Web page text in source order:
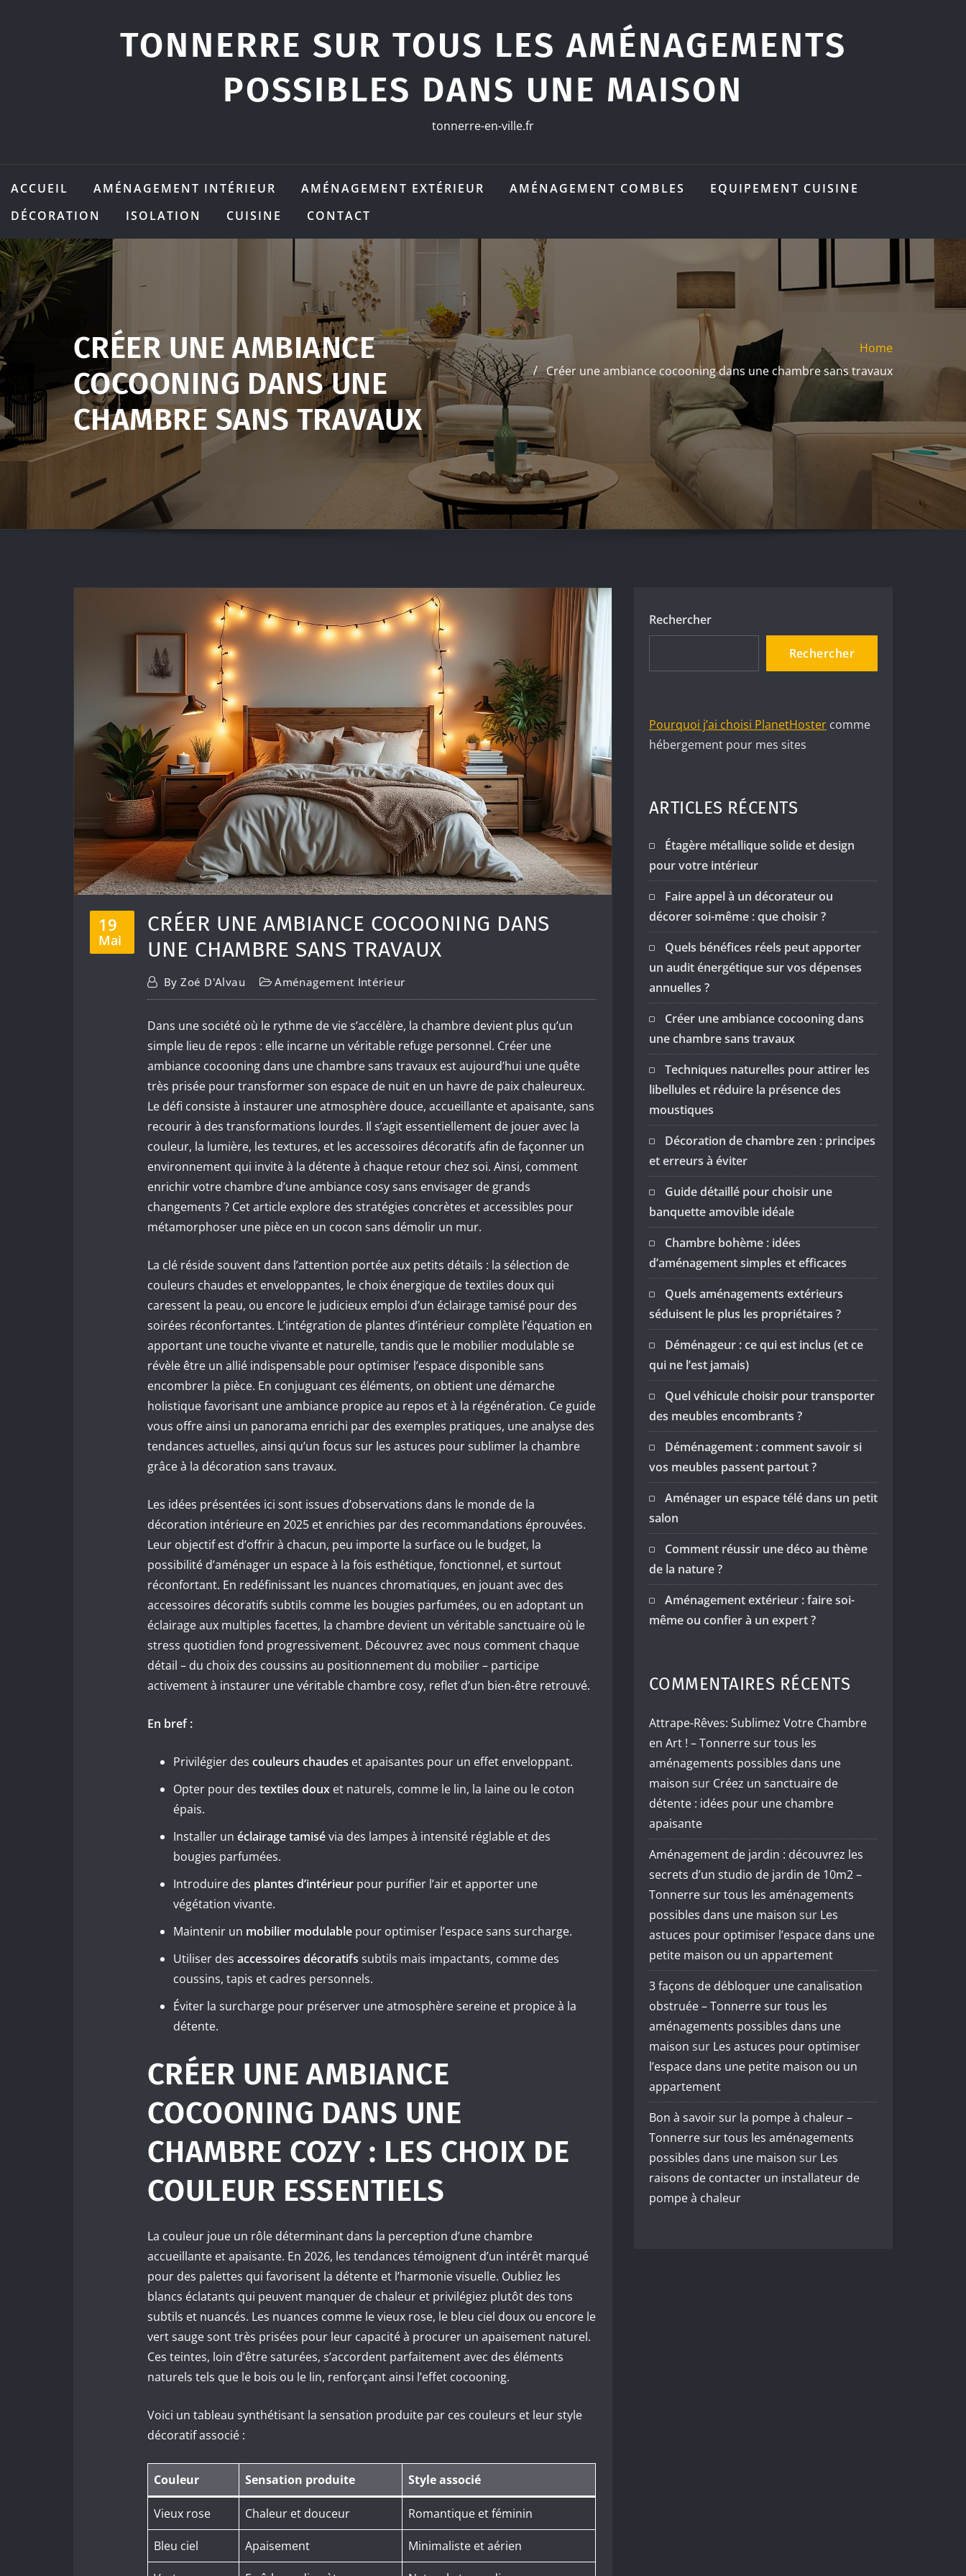
TONNERRE SUR TOUS LES AMÉNAGEMENTS
POSSIBLES DANS UNE MAISON
tonnerre-en-ville.fr
ACCUEIL AMÉNAGEMENT INTÉRIEUR AMÉNAGEMENT EXTÉRIEUR AMÉNAGEMENT COMBLES
EQUIPEMENT CUISINE
DÉCORATION
ISOLATION CUISINE CONTACT
CRÉER UNE AMBIANCE
COCOONING DANS UNE
CHAMBRE SANS TRAVAUX
Home
Créer une ambiance cocooning dans une chambre sans travaux
19
Mai
CRÉER UNE AMBIANCE COCOONING DANS
UNE CHAMBRE SANS TRAVAUX
ByZoé D'Alvau Aménagement Intérieur
Dans une société où le rythme de vie s’accélère, la chambre devient plus qu’un
simple lieu de repos : elle incarne un véritable refuge personnel. Créer une
ambiance cocooning dans une chambre sans travaux est aujourd’hui une quête
très prisée pour transformer son espace de nuit en un havre de paix chaleureux.
Le défi consiste à instaurer une atmosphère douce, accueillante et apaisante, sans
recourir à des transformations lourdes. Il s’agit essentiellement de jouer avec la
couleur, la lumière, les textures, et les accessoires décoratifs afin de façonner un
environnement qui invite à la détente à chaque retour chez soi. Ainsi, comment
enrichir votre chambre d’une ambiance cosy sans envisager de grands
changements ? Cet article explore des stratégies concrètes et accessibles pour
métamorphoser une pièce en un cocon sans démolir un mur.
La clé réside souvent dans l’attention portée aux petits détails : la sélection de
couleurs chaudes et enveloppantes, le choix énergique de textiles doux qui
caressent la peau, ou encore le judicieux emploi d’un éclairage tamisé pour des
soirées réconfortantes. L’intégration de plantes d’intérieur complète l’équation en
apportant une touche vivante et naturelle, tandis que le mobilier modulable se
révèle être un allié indispensable pour optimiser l’espace disponible sans
encombrer la pièce. En conjuguant ces éléments, on obtient une démarche
holistique favorisant une ambiance propice au repos et à la régénération. Ce guide
vous offre ainsi un panorama enrichi par des exemples pratiques, une analyse des
tendances actuelles, ainsi qu’un focus sur les astuces pour sublimer la chambre
grâce à la décoration sans travaux.
Les idées présentées ici sont issues d’observations dans le monde de la
décoration intérieure en 2025 et enrichies par des recommandations éprouvées.
Leur objectif est d’offrir à chacun, peu importe la surface ou le budget, la
possibilité d’aménager un espace à la fois esthétique, fonctionnel, et surtout
réconfortant. En redéfinissant les nuances chromatiques, en jouant avec des
accessoires décoratifs subtils comme les bougies parfumées, ou en adoptant un
éclairage aux multiples facettes, la chambre devient un véritable sanctuaire où le
stress quotidien fond progressivement. Découvrez avec nous comment chaque
détail – du choix des coussins au positionnement du mobilier – participe
activement à instaurer une véritable chambre cosy, reflet d’un bien-être retrouvé.
En bref :
Privilégier des couleurs chaudes et apaisantes pour un effet enveloppant.
Opter pour des textiles doux et naturels, comme le lin, la laine ou le coton
épais.
Installer un éclairage tamisévia des lampes à intensité réglable et des
bougies parfumées.
Introduire des plantes d’intérieur pour purifier l’air et apporter une
végétation vivante.
Maintenir un mobilier modulable pour optimiser l’espace sans surcharge.
Utiliser des accessoires décoratifs subtils mais impactants, comme des
coussins, tapis et cadres personnels.
Éviter la surcharge pour préserver une atmosphère sereine et propice à la
détente.
CRÉER UNE AMBIANCE
COCOONING DANS UNE
CHAMBRE COZY : LES CHOIX DE
COULEUR ESSENTIELS
La couleur joue un rôle déterminant dans la perception d’une chambre
accueillante et apaisante. En 2026, les tendances témoignent d’un intérêt marqué
pour des palettes qui favorisent la détente et l’harmonie visuelle. Oubliez les
blancs éclatants qui peuvent manquer de chaleur et privilégiez plutôt des tons
subtils et nuancés. Les nuances comme le vieux rose, le bleu ciel doux ou encore le
vert sauge sont très prisées pour leur capacité à procurer un apaisement naturel.
Ces teintes, loin d’être saturées, s’accordent parfaitement avec des éléments
naturels tels que le bois ou le lin, renforçant ainsi l’effet cocooning.
Voici un tableau synthétisant la sensation produite par ces couleurs et leur style
décoratif associé :
Couleur Sensation produite Style associé
Vieux rose Chaleur et douceur Romantique et féminin
Bleu ciel Apaisement Minimaliste et aérien
Rechercher
Rechercher
Pourquoi j’ai choisi PlanetHoster comme
hébergement pour mes sites
ARTICLES RÉCENTS
Étagère métallique solide et design
pour votre intérieur
Faire appel à un décorateur ou
décorer soi-même : que choisir ?
Quels bénéfices réels peut apporter
un audit énergétique sur vos dépenses
annuelles ?
Créer une ambiance cocooning dans
une chambre sans travaux
Techniques naturelles pour attirer les
libellules et réduire la présence des
moustiques
Décoration de chambre zen : principes
et erreurs à éviter
Guide détaillé pour choisir une
banquette amovible idéale
Chambre bohème : idées
d’aménagement simples et efficaces
Quels aménagements extérieurs
séduisent le plus les propriétaires ?
Déménageur : ce qui est inclus (et ce
qui ne l’est jamais)
Quel véhicule choisir pour transporter
des meubles encombrants ?
Déménagement : comment savoir si
vos meubles passent partout ?
Aménager un espace télé dans un petit
salon
Comment réussir une déco au thème
de la nature ?
Aménagement extérieur : faire soi-
même ou confier à un expert ?
COMMENTAIRES RÉCENTS
Attrape-Rêves: Sublimez Votre Chambre
en Art ! – Tonnerre sur tous les
aménagements possibles dans une
maison sur Créez un sanctuaire de
détente : idées pour une chambre
apaisante
Aménagement de jardin : découvrez les
secrets d’un studio de jardin de 10m2 –
Tonnerre sur tous les aménagements
possibles dans une maison sur Les
astuces pour optimiser l’espace dans une
petite maison ou un appartement
3 façons de débloquer une canalisation
obstruée – Tonnerre sur tous les
aménagements possibles dans une
maison sur Les astuces pour optimiser
l’espace dans une petite maison ou un
appartement
Bon à savoir sur la pompe à chaleur –
Tonnerre sur tous les aménagements
possibles dans une maison sur Les
raisons de contacter un installateur de
pompe à chaleur